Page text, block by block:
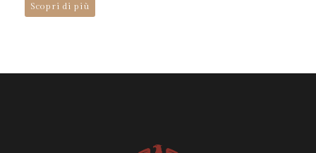
Scopri di più